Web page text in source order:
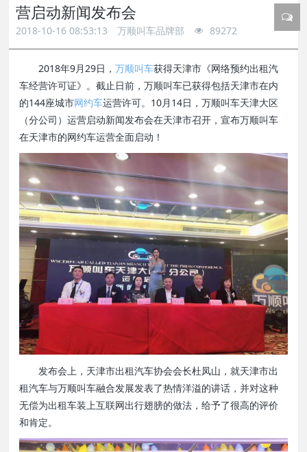
营启动新闻发布会
2018-10-16 08:53:13 万顺叫车品牌部 89272
2018年9月29日，万顺叫车获得天津市《网络预约出租汽
车经营许可证》。截止日前，万顺叫车已获得包括天津市在内
的144座城市网约车运营许可。10月14日，万顺叫车天津大区
（分公司）运营启动新闻发布会在天津市召开，宣布万顺叫车
在天津市的网约车运营全面启动！
发布会上，天津市出租汽车协会会长杜凤山，就天津市出
租汽车与万顺叫车融合发展发表了热情洋溢的讲话，并对这种
无偿为出租车装上互联网出行翅膀的做法，给予了很高的评价
和肯定。